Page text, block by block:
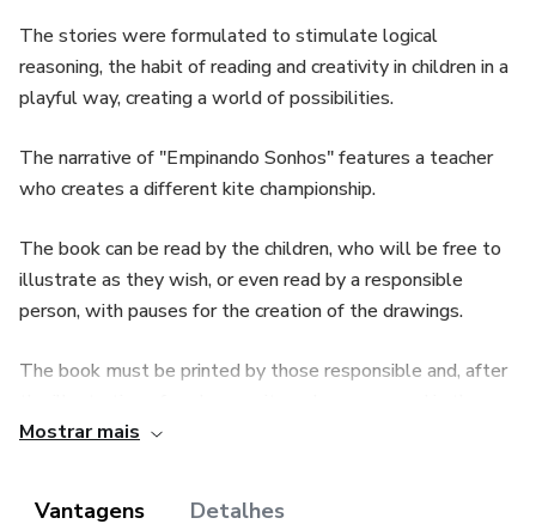
The stories were formulated to stimulate logical
reasoning, the habit of reading and creativity in children in a
playful way, creating a world of possibilities.
The narrative of "Empinando Sonhos" features a teacher
who creates a different kite championship.
The book can be read by the children, who will be free to
illustrate as they wish, or even read by a responsible
person, with pauses for the creation of the drawings.
The book must be printed by those responsible and, after
desired creative way.
Mostrar mais
Vantagens Detalhes